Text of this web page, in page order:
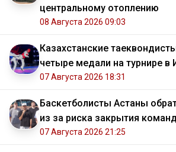
центральному отоплению
08 Августа 2026 09:03
Казахстанские
четыре медали на турнире в
07 Августа 2026 18:31
Баскетболисты Астаны
из за риска закрытия
07 Августа 2026 21:25